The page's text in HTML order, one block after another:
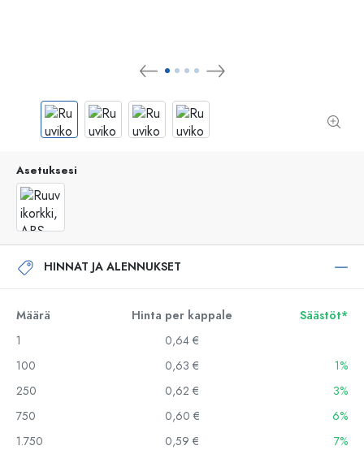
Asetuksesi
HINNAT JA ALENNUKSET
Määrä Hinta per kappale
Säästöt*
1
0,64 €
100
0,63 €
1%
250
0,62 €
3%
750
0,60 €
6%
1.750
0,59 €
7%